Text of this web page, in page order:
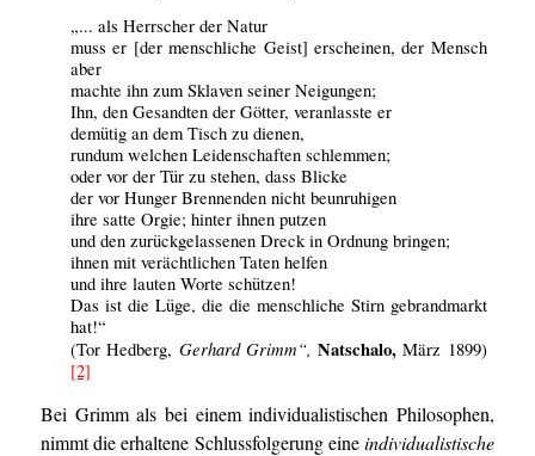
„... als Herrscher der Natur
muss er [der menschliche Geist] erscheinen, der Mensch
aber
machte ihn zum Sklaven seiner Neigungen;
Ihn, den Gesandten der Götter, veranlasste er
demütig an dem Tisch zu dienen,
rundum welchen Leidenschaften schlemmen;
oder vor der Tür zu stehen, dass Blicke
der vor Hunger Brennenden nicht beunruhigen
ihre satte Orgie; hinter ihnen putzen
und den zurückgelassenen Dreck in Ordnung bringen;
ihnen mit verächtlichen Taten helfen
und ihre lauten Worte schützen!
Das ist die Lüge, die die menschliche Stirn gebrandmarkt
hat!“
(Tor Hedberg, Gerhard Grimm“, Natschalo, März 1899)
[2]
Bei Grimm als bei einem individualistischen Philosophen,
nimmt die erhaltene Schlussfolgerung eineindividualistische